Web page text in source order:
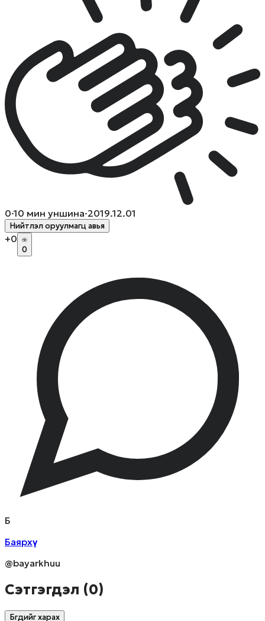
0·10 мин уншина·2019.12.01
Нийтлэл оруулмагц авья
+0
0
Б
Баярхүү
@bayarkhuu
Сэтгэгдэл (0)
Бүгдийг харах